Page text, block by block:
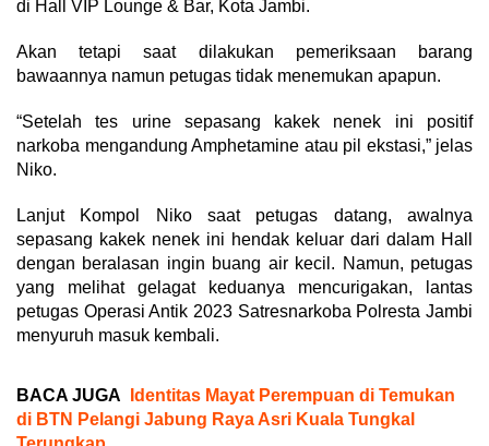
di Hall VIP Lounge & Bar, Kota Jambi.
Akan tetapi saat dilakukan pemeriksaan barang
bawaannya namun petugas tidak menemukan apapun.
“Setelah tes urine sepasang kakek nenek ini positif
narkoba mengandung Amphetamine atau pil ekstasi,” jelas
Niko.
Lanjut Kompol Niko saat petugas datang, awalnya
sepasang kakek nenek ini hendak keluar dari dalam Hall
dengan beralasan ingin buang air kecil. Namun, petugas
yang melihat gelagat keduanya mencurigakan, lantas
petugas Operasi Antik 2023 Satresnarkoba Polresta Jambi
menyuruh masuk kembali.
BACA JUGA
Identitas Mayat Perempuan di Temukan
di BTN Pelangi Jabung Raya Asri Kuala Tungkal